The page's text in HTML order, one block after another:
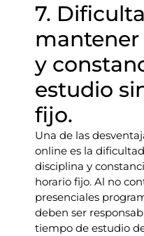
7.
mantener
y
estudio
fijo.
Una de las
online es la
disciplina y
horario fijo. Al no
presenciales
deben ser
tiempo de estudio